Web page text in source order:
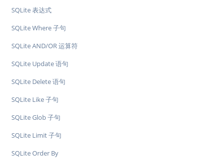
SQLite 表达式
SQLite Where 子句
SQLite AND/OR 运算符
SQLite Update 语句
SQLite Delete 语句
SQLite Like 子句
SQLite Glob 子句
SQLite Limit 子句
SQLite Order By